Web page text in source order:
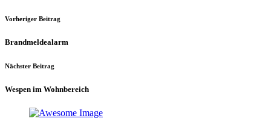
Vorheriger Beitrag
Brandmeldealarm
Nächster Beitrag
Wespen im Wohnbereich